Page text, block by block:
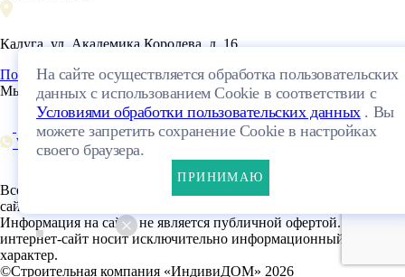
Калуга, ул. Академика Королева, д. 16
Посмотреть на карте
Мы в социальных сетях
WhatsApp
Все права защищены. Копирование и использование материалов
сайта разрешается только с согласия владельца.
Информация на сайте не является публичной офертой. Данный
интернет-сайт носит исключительно информационный
характер.
©Строительная компания «ИндивиДОМ» 2026
На сайте осуществляется обработка пользовательских
данных с использованием Cookie в соответствии с
Условиями обработки пользовательских данных. Вы
можете запретить сохранение Cookie в настройках
своего браузера.
ПРИНИМАЮ